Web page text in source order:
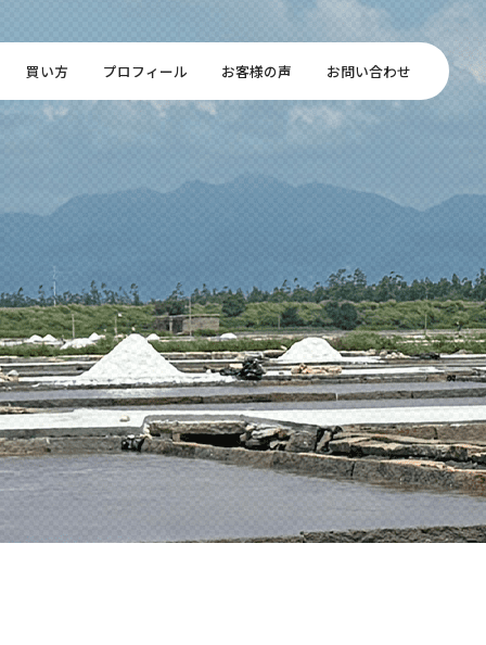
買い方 プロフィール お客様の声 お問い合わせ